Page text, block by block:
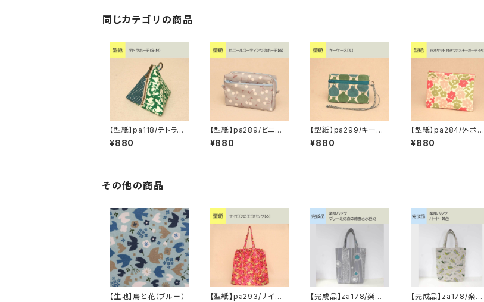
同じカテゴリの商品
【型紙】pa118/テトラポ
ーチ（S・M）
¥880
【型紙】pa289/ビニー
ルコーティングのポーチ
【6】
¥880
【型紙】pa299/キーケ
ース【4】
¥880
【型紙】pa284/外ポケ
ット付きファスナーポー
チ・M【2】
¥880
その他の商品
【生地】鳥と花（ブルー）
【型紙】pa293/ナイロ
【完成品】za178/楽譜
【完成品】za178/楽譜